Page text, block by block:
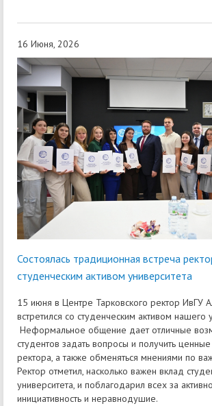
16 Июня, 2026
Состоялась традиционная встреча
студенческим активом университета
15 июня в Центре Тарковского ректор ИвГУ
встретился со студенческим активом нашего
Неформальное общение дает отличные
студентов задать вопросы и получить
ректора, а также обменяться мнениями по
Ректор отметил, насколько важен вклад
университета, и поблагодарил всех за
инициативность и неравнодушие.